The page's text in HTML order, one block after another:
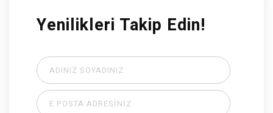
Yenilikleri Takip Edin!